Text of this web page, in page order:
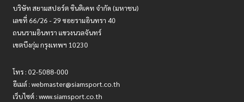
บริษัท สยามสปอร์ต ซินติเคท จำกัด (มหาชน)
เลขที่ 66/26 - 29 ซอยรามอินทรา 40
ถนนรามอินทรา แขวงนวลจันทร์
เขตบึงกุ่ม กรุงเทพฯ 10230
โทร : 02-5088-000
อีเมล์ : webmaster@siamsport.co.th
เว็บไซต์ : www.siamsport.co.th